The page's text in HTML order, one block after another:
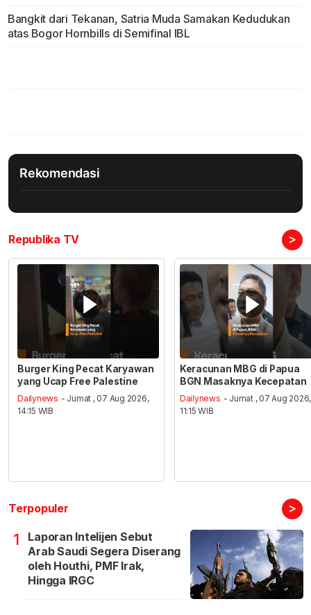
Bangkit dari Tekanan, Satria Muda Samakan Kedudukan
atas Bogor Hornbills di Semifinal IBL
Rekomendasi
Republika TV >
Burger King Pecat Karyawan
yang Ucap Free Palestine
Dailynews - Jumat , 07 Aug 2026,
14:15 WIB
Keracunan MBG di Papua
BGN Masaknya Kecepatan
Dailynews - Jumat , 07 Aug 2026,
11:15 WIB
Terpopuler >
1
Laporan Intelijen Sebut
Arab Saudi Segera Diserang
oleh Houthi, PMF Irak,
Hingga IRGC